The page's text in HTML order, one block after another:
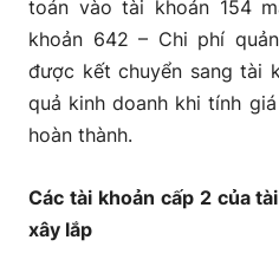
toán vào tài khoản 154
khoản 642 – Chi phí
được kết chuyển sang tài
quả kinh doanh khi tính
hoàn thành.
Các tài khoản cấp 2 của
xây lắp